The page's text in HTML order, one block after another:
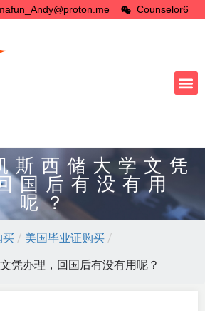
Counselor6
西储大学文凭
国后有没有用
呢？
买 / 美国毕业证购买 /
凭办理，回国后有没有用呢？